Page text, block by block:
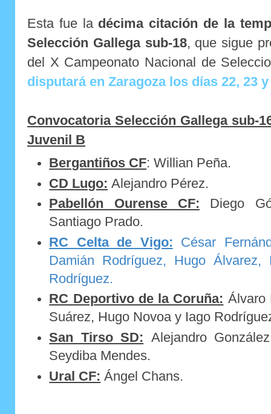
Esta fue la décima citación de la
Selección Gallega sub-18, que sigue
del X Campeonato Nacional de
disputará en Zaragoza los días 22, 23
Convocatoria Selección Gallega sub-
Juvenil B
Bergantiños CF: Willian Peña.
CD Lugo: Alejandro Pérez.
Pabellón Ourense CF: Diego
Santiago Prado.
RC Celta de Vigo: César
Damián Rodríguez, Hugo
Rodríguez.
RC Deportivo de la Coruña: Álvaro
Suárez, Hugo Novoa y Iago
San Tirso SD: Alejandro
Seydiba Mendes.
Ural CF: Ángel Chans.